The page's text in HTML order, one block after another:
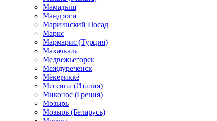
Мамадыш
Мандроги
Мариинский Посад
Маркс
Мармарис (Турция)
Махачкала
Медвежьегорск
Междуреченск
Мёкериккё
Мессина (Италия)
Миконос (Греция)
Мозырь
Мозырь (Беларусь)